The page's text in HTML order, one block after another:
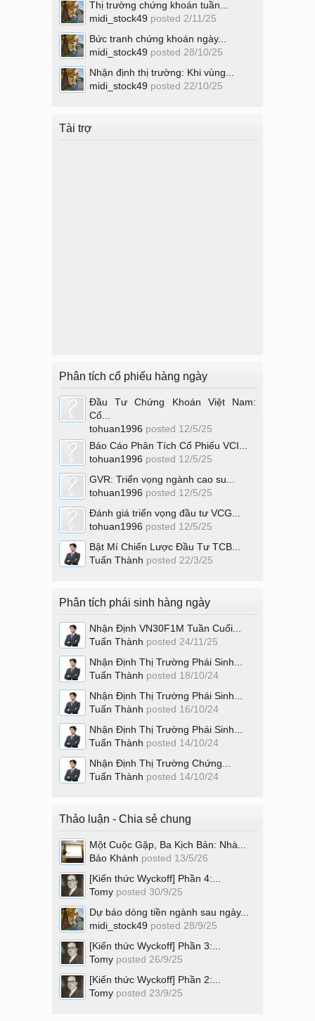
Thị trường chứng khoán tuần...
midi_stock49 posted 2/11/25
Bức tranh chứng khoán ngày...
midi_stock49 posted 28/10/25
Nhận định thị trường: Khi vùng...
midi_stock49 posted 22/10/25
Tài trợ
Phân tích cổ phiếu hàng ngày
Đầu Tư Chứng Khoán Việt Nam:
Cổ...
tohuan1996 posted 12/5/25
Báo Cáo Phân Tích Cổ Phiếu VCI...
tohuan1996 posted 12/5/25
GVR: Triển vọng ngành cao su...
tohuan1996 posted 12/5/25
Đánh giá triển vọng đầu tư VCG...
tohuan1996 posted 12/5/25
Bật Mí Chiến Lược Đầu Tư TCB...
Tuấn Thành posted 22/3/25
Phân tích phái sinh hàng ngày
Nhận Định VN30F1M Tuần Cuối...
Tuấn Thành posted 24/11/25
Nhận Định Thị Trường Phái Sinh...
Tuấn Thành posted 18/10/24
Nhận Định Thị Trường Phái Sinh...
Tuấn Thành posted 16/10/24
Nhận Định Thị Trường Phái Sinh...
Tuấn Thành posted 14/10/24
Nhận Định Thị Trường Chứng...
Tuấn Thành posted 14/10/24
Thảo luận - Chia sẻ chung
Một Cuộc Gặp, Ba Kịch Bản: Nhà...
Bảo Khánh posted 13/5/26
[Kiến thức Wyckoff] Phần 4:...
Tomy posted 30/9/25
Dự báo dòng tiền ngành sau ngày...
midi_stock49 posted 28/9/25
[Kiến thức Wyckoff] Phần 3:...
Tomy posted 26/9/25
[Kiến thức Wyckoff] Phần 2:...
Tomy posted 23/9/25